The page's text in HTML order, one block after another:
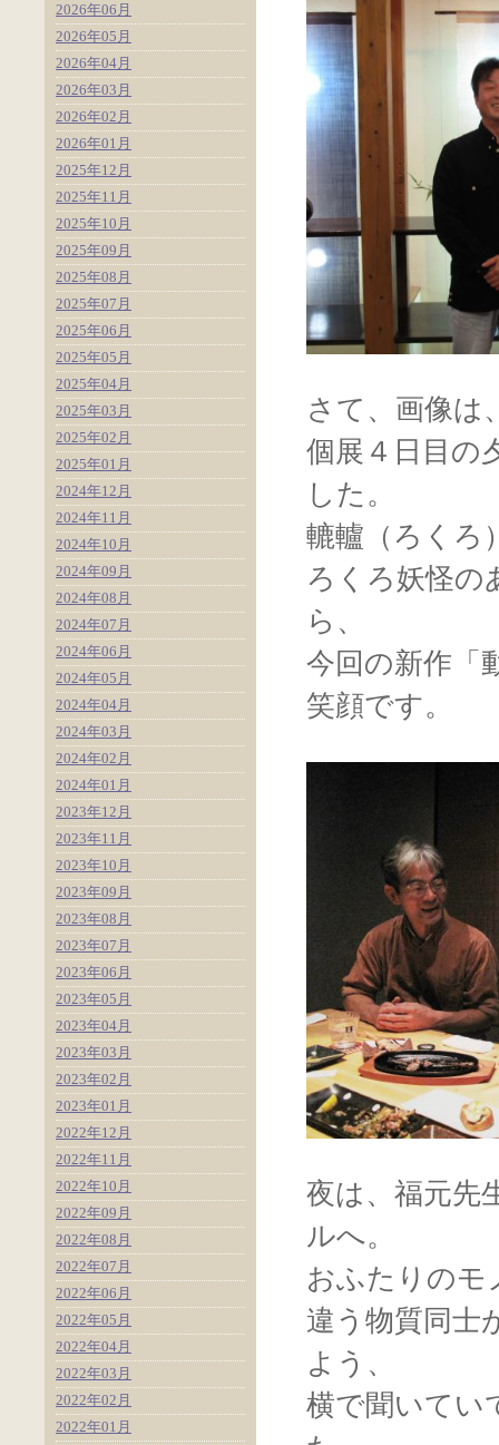
さて、画像は
個展４日目の
した。
轆轤（ろくろ
ろくろ妖怪の
ら、
今回の新作「
笑顔です。
夜は、福元先
ルへ。
おふたりのモ
違う物質同士
よう、
横で聞いてい
2026年06月
2026年05月
2026年04月
2026年03月
2026年02月
2026年01月
2025年12月
2025年11月
2025年10月
2025年09月
2025年08月
2025年07月
2025年06月
2025年05月
2025年04月
2025年03月
2025年02月
2025年01月
2024年12月
2024年11月
2024年10月
2024年09月
2024年08月
2024年07月
2024年06月
2024年05月
2024年04月
2024年03月
2024年02月
2024年01月
2023年12月
2023年11月
2023年10月
2023年09月
2023年08月
2023年07月
2023年06月
2023年05月
2023年04月
2023年03月
2023年02月
2023年01月
2022年12月
2022年11月
2022年10月
2022年09月
2022年08月
2022年07月
2022年06月
2022年05月
2022年04月
2022年03月
2022年02月
2022年01月